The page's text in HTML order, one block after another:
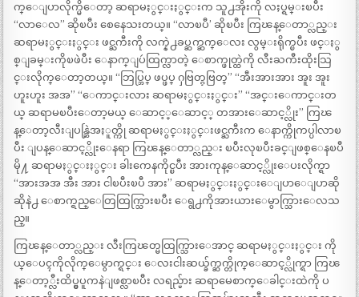
က္ေျပာလိုက္မိေတာ့ ဆရာမႏွင္းႏွင္းက သူ႕အိုးကို လႈပ္ရမ္းၿပီး
“လာေလ” ဆိုၿပီး စေနေသးတယ္။ “‌လာၿပီ’ ဆိုၿပီး ကြၽန္ေတာ္လည္း
ဆရာမႏွင္းႏွင္း ဖင္ႀကီးကို လက္နဲ႕ခပ္ဆက္ဆက္ေလး လွမ္းရိုက္ၿပီး ဖင္ႏွ
စ္ျခမ္းကိုၿဖဲပီး ေနာက္ျပဴထြက္လာတဲ့ ေစာက္ဖုတ္ထဲကို လီးႀကီးထိုးသြ
င္းလိုက္ေတာ့တယ္။ “ဘြပ္ဘြပ္ ဖပ္ဖပ္ ႁဗြတ္ႁဗြတ္” “အီးအားအား အူး အူး
ဟူးဟူး အအ” “‌ေကာင္းလား ဆရာမႏွင္းႏွင္း” “‌အင္းေကာင္းတ
ယ္ ဆရာမၿပီးေတာ့မယ္ ေဆာင့္ေဆာင့္ တအားေဆာင့္လိုး” ကြၽ
န္ေတာ့လီးျပန္ဆြဲအႏူတ္ကို ဆရာမႏွင္းႏွင္းဖင္ႀကီးက ေနာက္ကိုကပ္ပါလာၿ
ပီး ျပန္ေဆာင့္လိုးေနရာ ကြၽန္ေတာ္လည္း ၿပီးလုၿပီးခင္ျဖစ္ေနၿပီ
မို႔ ဆရာမႏွင္းႏွင္း ခါးကေနကိုင္ၿပီး အားကုန္ေဆာင့္လိုးေပးလိုက္ရာ
“‌အားအအ အီး အား ငါၿပီးၿပီ အား” ဆရာမႏွင္းႏွင္းေျပာေျပာဆို
ဆိုနဲ႕ ေစာက္ရည္ေတြထြက္သြားၿပီး ေရွ႕ကိုအားယားေမွာက္သြားေလသ
ည္။
ကြၽန္ေတာ္လည္း လီးကြၽတ္မထြက္သြားေအာင္ ဆရာမႏွင္းႏွင္း ကို
ယ္ေပၚကိုလိုက္ေမွာက္ရင္း ေလးငါးဆယ္ခ်က္ဆက္တိုက္ေဆာင့္လိုက္ရာ ကြၽ
န္ေတာ့္လီးထိပ္မွပူကနဲျဖစ္လာၿပီး လရည္မ်ား ဆရာမေစာက္ေခါင္းထဲကို ပ